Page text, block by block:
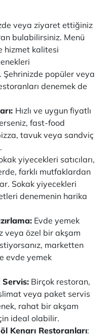
veya ziyaret ettiğiniz
bulabilirsiniz. Menü
hizmet kalitesi
popüler veya
denemek de
Hızlı ve uygun fiyatlı
fast-food
tavuk veya sandviç
yiyecekleri satıcıları,
farklı mutfaklardan
Sokak yiyecekleri
denemenin harika
Evde yemek
veya özel bir akşam
marketten
evde yemek
Birçok restoran,
veya paket servis
rahat bir akşam
ideal olabilir.
Kenarı Restoranları: